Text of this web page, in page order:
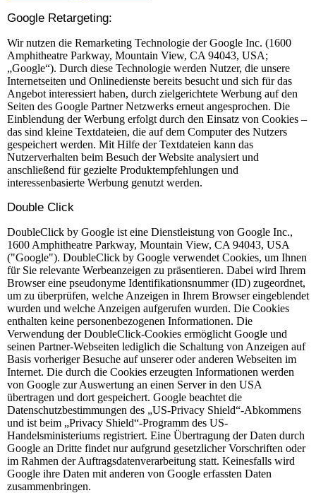
Google Retargeting:
Wir nutzen die Remarketing Technologie der Google Inc. (1600
Amphitheatre Parkway, Mountain View, CA 94043, USA;
„Google“). Durch diese Technologie werden Nutzer, die unsere
Internetseiten und Onlinedienste bereits besucht und sich für das
Angebot interessiert haben, durch zielgerichtete Werbung auf den
Seiten des Google Partner Netzwerks erneut angesprochen. Die
Einblendung der Werbung erfolgt durch den Einsatz von Cookies –
das sind kleine Textdateien, die auf dem Computer des Nutzers
gespeichert werden. Mit Hilfe der Textdateien kann das
Nutzerverhalten beim Besuch der Website analysiert und
anschließend für gezielte Produktempfehlungen und
interessenbasierte Werbung genutzt werden.
Double Click
DoubleClick by Google ist eine Dienstleistung von Google Inc.,
1600 Amphitheatre Parkway, Mountain View, CA 94043, USA
("Google"). DoubleClick by Google verwendet Cookies, um Ihnen
für Sie relevante Werbeanzeigen zu präsentieren. Dabei wird Ihrem
Browser eine pseudonyme Identifikationsnummer (ID) zugeordnet,
um zu überprüfen, welche Anzeigen in Ihrem Browser eingeblendet
wurden und welche Anzeigen aufgerufen wurden. Die Cookies
enthalten keine personenbezogenen Informationen. Die
Verwendung der DoubleClick-Cookies ermöglicht Google und
seinen Partner-Webseiten lediglich die Schaltung von Anzeigen auf
Basis vorheriger Besuche auf unserer oder anderen Webseiten im
Internet. Die durch die Cookies erzeugten Informationen werden
von Google zur Auswertung an einen Server in den USA
übertragen und dort gespeichert. Google beachtet die
Datenschutzbestimmungen des „US-Privacy Shield“-Abkommens
und ist beim „Privacy Shield“-Programm des US-
Handelsministeriums registriert. Eine Übertragung der Daten durch
Google an Dritte findet nur aufgrund gesetzlicher Vorschriften oder
im Rahmen der Auftragsdatenverarbeitung statt. Keinesfalls wird
Google ihre Daten mit anderen von Google erfassten Daten
zusammenbringen.